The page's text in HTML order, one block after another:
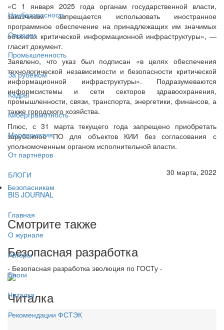
Нацбезопасность
Санкции
Промышленность
За рубежом
Кадры
Киберграмотность
Мероприятия
От партнёров
БЛОГИ
BIS JOURNAL
Главная
О журнале
Авторы
Блоги
Читалка
Рекомендации ФСТЭК
«С 1 января 2025 года органам государственной власти,
заказчикам запрещается использовать иностранное
программное обеспечение на принадлежащих им значимых
объектах критической информационной инфраструктуры», —
гласит документ.
Заявлено, что указ был подписан «в целях обеспечения
технологической независимости и безопасности критической
информационной инфраструктуры». Подразумеваются
информсистемы и сети секторов здравоохранения,
промышленности, связи, транспорта, энергетики, финансов, а
также городского хозяйства.
Плюс, с 31 марта текущего года запрещено приобретать
зарубежное ПО для объектов КИИ без согласования с
уполномоченным органом исполнительной власти.
30 марта, 2022
Безопасникам
Смотрите также
Безопасная разработка
- Безопасная разработка эволюция по ГОСТу -
Читалка